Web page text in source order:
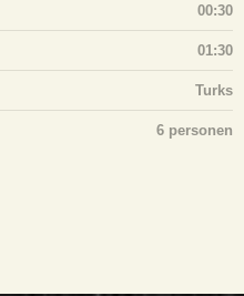
00:30
01:30
Turks
6 personen